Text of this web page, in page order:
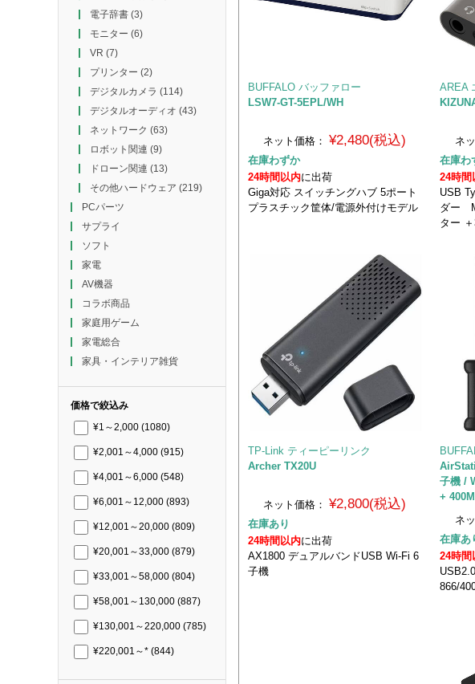
電子辞書(3)
モニター (6)
VR (7)
プリンター (2)
デジタルカメラ (114)
デジタルオーディオ (43)
ネットワーク (63)
ロボット関連 (9)
ドローン関連 (13)
その他ハードウェア (219)
PCパーツ
サプライ
ソフト
家電
AV機器
コラボ商品
家庭用ゲーム
家電総合
家具・インテリア雑貨
価格で絞込み
¥1～2,000 (1080)
¥2,001～4,000 (915)
¥4,001～6,000 (548)
¥6,001～12,000 (893)
¥12,001～20,000 (809)
¥20,001～33,000 (879)
¥33,001～58,000 (804)
¥58,001～130,000 (887)
¥130,001～220,000 (785)
¥220,001～* (844)
BUFFALO バッファロー
LSW7-GT-5EPL/WH
ネット価格： ¥2,480(税込)
在庫わずか
24時間以内に出荷
Giga対応 スイッチングハブ 5ポート
プラスチック筐体/電源外付けモデル
AREA
ネ
在庫わ
24時間
USB
ダー
ター
TP-Link ティーピーリンク
Archer TX20U
ネット価格： ¥2,800(税込)
在庫あり
24時間以内に出荷
AX1800 デュアルバンドUSB Wi-Fi 6
子機
子機 /
+
ネ
在庫あ
24時間
866/